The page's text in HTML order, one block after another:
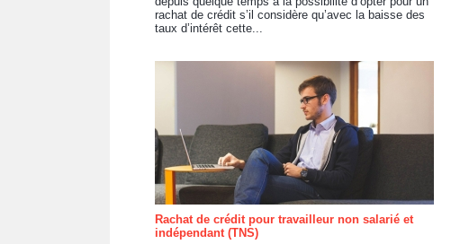
rachat de crédit s’il considère qu’avec la baisse des
taux d’intérêt cette...
Rachat de crédit pour travailleur non salarié et
indépendant (TNS)